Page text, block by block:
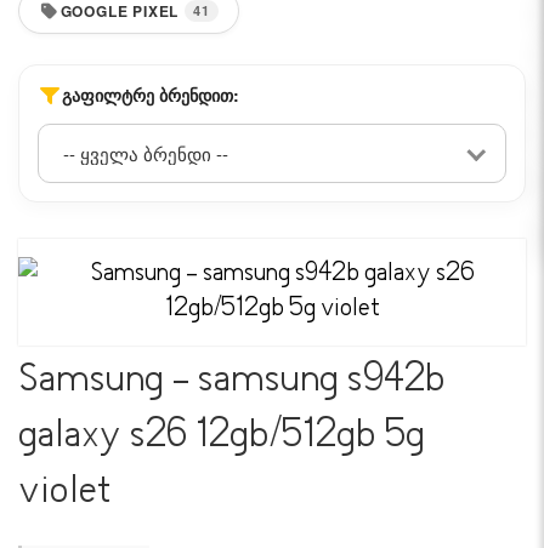
GOOGLE PIXEL 41
ᲒᲐᲤᲘᲚᲢᲠᲔ ᲑᲠᲔᲜᲓᲘᲗ:
Samsung - samsung s942b
galaxy s26 12gb/512gb 5g
violet